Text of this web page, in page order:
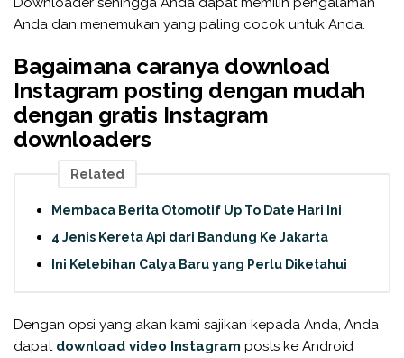
Anda dan menemukan yang paling cocok untuk Anda.
Bagaimana caranya download
Instagram posting dengan mudah
dengan gratis Instagram
downloaders
Related
Membaca Berita Otomotif Up To Date Hari Ini
4 Jenis Kereta Api dari Bandung Ke Jakarta
Ini Kelebihan Calya Baru yang Perlu Diketahui
Dengan opsi yang akan kami sajikan kepada Anda, Anda
dapat download video Instagram posts ke Android